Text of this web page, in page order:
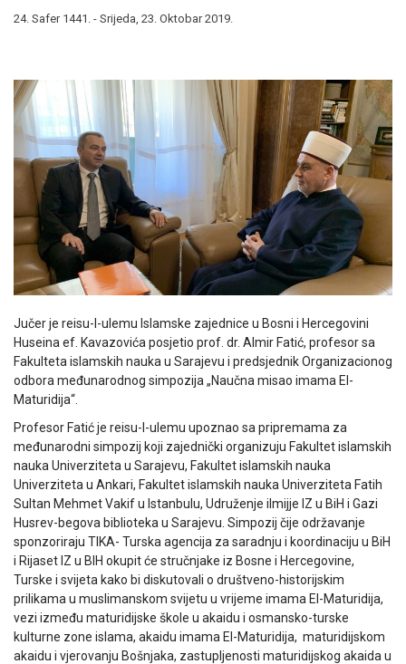
24. Safer 1441. - Srijeda, 23. Oktobar 2019.
Jučer je reisu-l-ulemu Islamske zajednice u Bosni i Hercegovini
Huseina ef. Kavazovića posjetio prof. dr. Almir Fatić, profesor sa
Fakulteta islamskih nauka u Sarajevu i predsjednik Organizacionog
odbora međunarodnog simpozija „Naučna misao imama El-
Maturidija“.
Profesor Fatić je reisu-l-ulemu upoznao sa pripremama za
međunarodni simpozij koji zajednički organizuju Fakultet islamskih
nauka Univerziteta u Sarajevu, Fakultet islamskih nauka
Univerziteta u Ankari, Fakultet islamskih nauka Univerziteta Fatih
Sultan Mehmet Vakif u Istanbulu, Udruženje ilmijje IZ u BiH i Gazi
Husrev-begova biblioteka u Sarajevu. Simpozij čije održavanje
sponzoriraju TIKA- Turska agencija za saradnju i koordinaciju u BiH
i Rijaset IZ u BIH okupit će stručnjake iz Bosne i Hercegovine,
Turske i svijeta kako bi diskutovali o društveno-historijskim
prilikama u muslimanskom svijetu u vrijeme imama El-Maturidija,
vezi između maturidijske škole u akaidu i osmansko-turske
kulturne zone islama, akaidu imama El-Maturidija, maturidijskom
akaidu i vjerovanju Bošnjaka, zastupljenosti maturidijskog akaida u